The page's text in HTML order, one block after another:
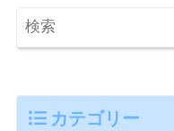
カテゴリー